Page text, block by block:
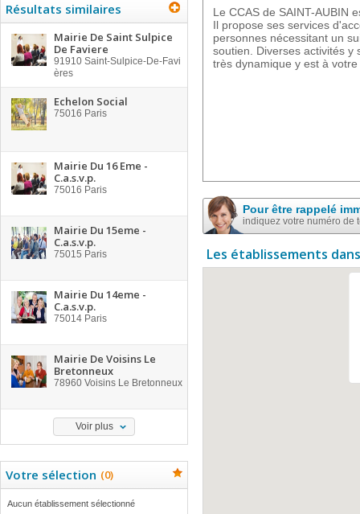
Résultats similaires
Mairie De Saint Sulpice
De Faviere
91910 Saint-Sulpice-De-Favi
ères
Echelon Social
75016 Paris
Mairie Du 16 Eme -
C.a.s.v.p.
75016 Paris
Mairie Du 15eme -
C.a.s.v.p.
75015 Paris
Mairie Du 14eme -
C.a.s.v.p.
75014 Paris
Mairie De Voisins Le
Bretonneux
78960 Voisins Le Bretonneux
Voir plus
Votre sélection (0)
Aucun établissement sélectionné
Le CCAS de SAINT-AUBIN
Il propose ses services
personnes nécessitant un
soutien. Diverses activités y
très dynamique y est à
Pour être rappelé
indiquez votre numéro de
Les établissements